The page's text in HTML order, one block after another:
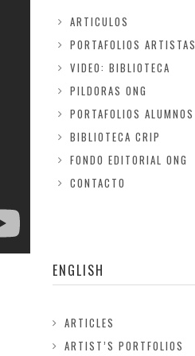
ARTICULOS
PORTAFOLIOS ARTISTAS
VIDEO: BIBLIOTECA
PILDORAS ONG
PORTAFOLIOS ALUMNOS
BIBLIOTECA CRIP
FONDO EDITORIAL ONG
CONTACTO
ENGLISH
ARTICLES
ARTIST’S PORTFOLIOS